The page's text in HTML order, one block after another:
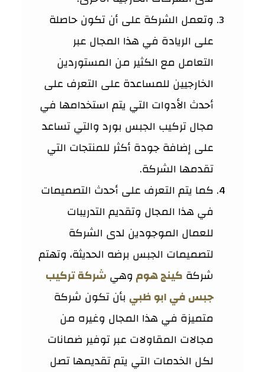
وتعمل الشركة على أن تكون حاصلة
على الريادة في هذا المجال عبر
التعامل مع الكثير من المستوردين
الخارجيين للمساعدة على التعرف على
أحدث الأدوات التي يتم استخدامها في
مجال تركيب الجبس بورد والتي تساعد
على إضافة جودة أكثر للمنتجات التي
تقدمها الشركة.
كما يتم التعرف على أحدث التصميمات
في هذا المجال وتقديم التدريبات
للعمال الموجودين لدى الشركة
لتصميمات الجبس برضه الحديثة، وتهتم
شركة كينج هوموهي شركة تركيب
جبس في ابو ظبي بأن تكون شركة
متميزة في هذا المجال وغيره من
مجالات المقاولات عبر توفير ضمانات
لكل الخدمات التي يتم تقديمها تصل